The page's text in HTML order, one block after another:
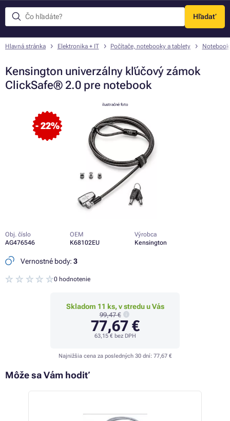
Hľadať
Menu
Hlavná stránka Elektronika + IT Počítače, notebooky a tablety
Kensington univerzálny kľúčový zámok
ClickSafe® 2.0 pre notebook
- 22%
ilustračné foto
Obj. číslo
AG476546
OEM
K68102EU
Výrobca
Kensington
Vernostné body: 3
0 hodnotenie
Skladom 11 ks, v stredu u Vás
99,47 €
77,67 €
63,15 €bez DPH
Najnižšia cena za posledných 30 dní: 77,67 €
Môže sa Vám hodiť